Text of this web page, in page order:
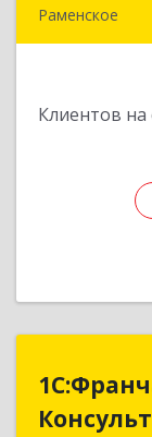
Раменское
Клиентов